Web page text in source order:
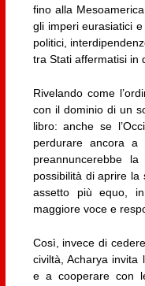
fino alla
gli imperi eurasiatici
politici,
tra Stati affermatisi in
Rivelando come
con il dominio di un
libro: anche se
perdurare ancora a
preannuncerebbe
possibilità di aprire
assetto più equo,
maggiore voce e
Così, invece di
civiltà, Acharya invita
e a cooperare con